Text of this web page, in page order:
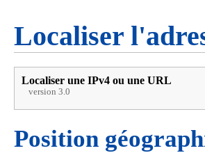
Localiser
Localiser une IPv4 ou une URL
version 3.0
Position